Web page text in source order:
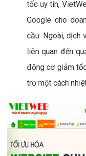
tốc uy tín,
Google cho
cầu. Ngoài, dịch
liên quan đến
động cơ giảm
trợ một cách